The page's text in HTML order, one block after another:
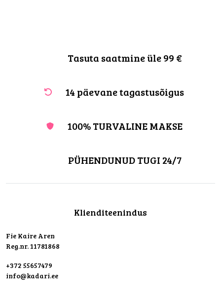
Tasuta saatmine üle 99 €
14 päevane tagastusõigus
100% TURVALINE MAKSE
PÜHENDUNUD TUGI 24/7
Klienditeenindus
Fie Kaire Aren
Reg.nr. 11781868
+372 55657479
info@kadari.ee